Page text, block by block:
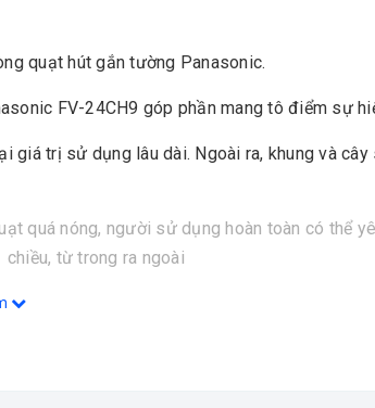
quạt hút gắn tường Panasonic.
FV-24CH9 góp phần mang tô điểm sự
giá trị sử dụng lâu dài. Ngoài ra, khung và
quá nóng, người sử dụng hoàn toàn có thể
từ trong ra ngoài